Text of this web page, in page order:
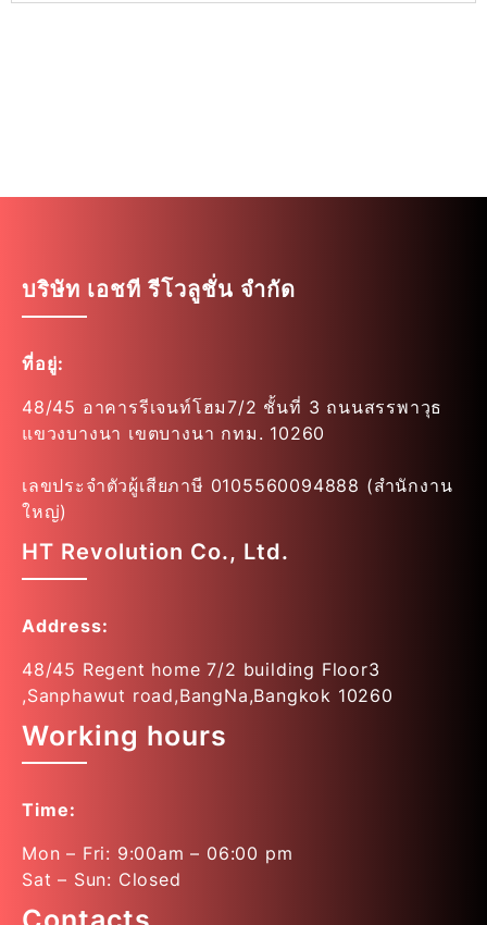
บริษัท เอชที รีโวลูชั่น จำกัด
ที่อยู่:
48/45 อาคารรีเจนท์โฮม7/2 ชั้นที่ 3 ถนนสรรพาวุธ
แขวงบางนา เขตบางนา กทม. 10260
เลขประจำตัวผู้เสียภาษี 0105560094888 (สำนักงาน
ใหญ่)
HT Revolution Co., Ltd.
Address:
48/45 Regent home 7/2 building Floor3
,Sanphawut road,BangNa,Bangkok 10260
Working hours
Time:
Mon – Fri: 9:00am – 06:00 pm
Sat – Sun: Closed